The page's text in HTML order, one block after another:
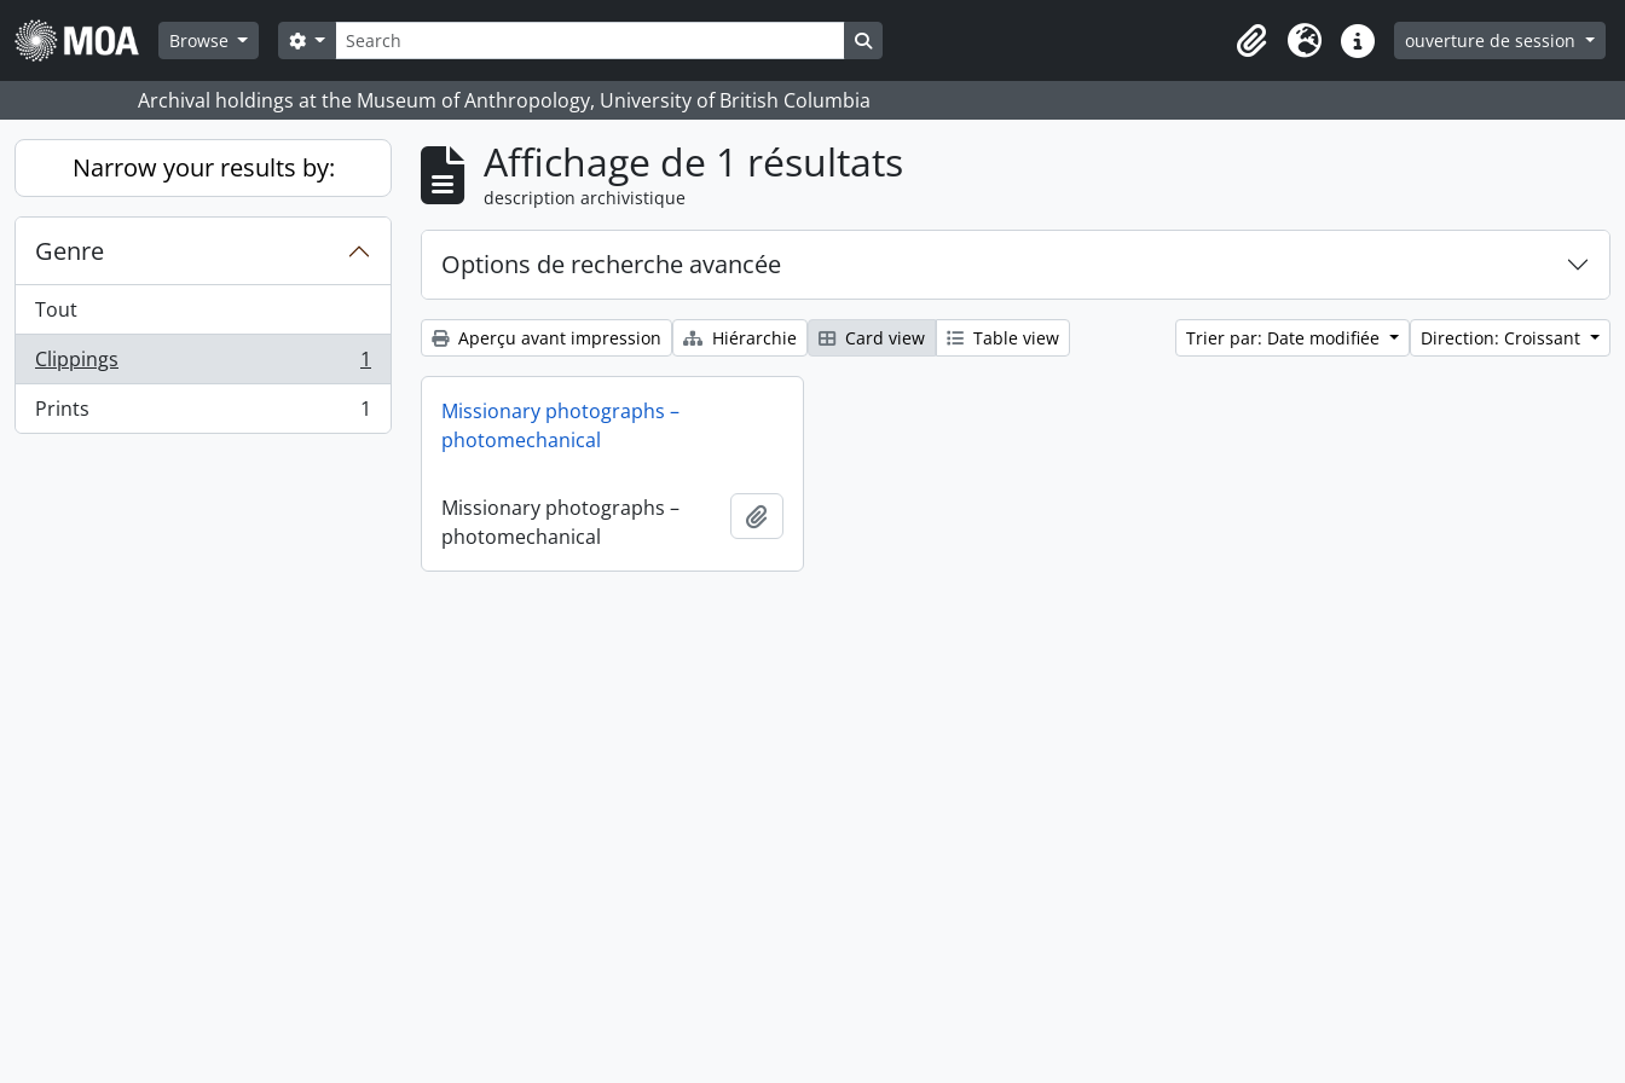
Skip to main content
Browse
Rechercher
Search options Search in browse page
ClipboardLangueLiens rapidesouverture de session
Archival holdings at the Museum of Anthropology, University of British Columbia
Narrow your results by:
Genre
Tout
Clippings
, 1 résultats
1
Prints
, 1 résultats 1
Affichage de 1 résultats
description archivistique
Options de recherche avancée
Aperçu avant impression Hiérarchie Card view Table view Trier par: Date modifiée Direction: Croissant
Missionary photographs –
photomechanical
Missionary photographs –
photomechanical